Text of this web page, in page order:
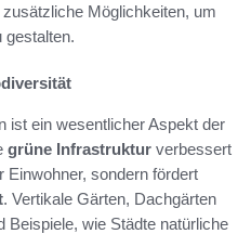
Möglichkeiten, um
gestalten.
ist ein wesentlicher Aspekt der
grüne Infrastruktur verbessert
Einwohner, sondern fördert
. Vertikale Gärten, Dachgärten
Beispiele, wie Städte natürliche